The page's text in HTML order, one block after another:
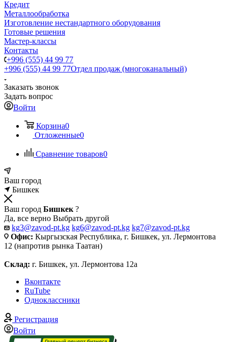
Кредит
Металлообработка
Изготовление нестандартного оборудования
Готовые решения
Мастер-классы
Контакты
+996 (555) 44 99 77
+996 (555) 44 99 77Отдел продаж (многоканальный)
Заказать звонок
Задать вопрос
Войти
Корзина0
Отложенные0
Сравнение товаров0
Ваш город
Бишкек
Ваш город Бишкек ?
Да, все верно Выбрать другой
kg3@zavod-pt.kg kg6@zavod-pt.kg kg7@zavod-pt.kg
Офис: Кыргызская Республика, г. Бишкек, ул. Лермонтова
12 (напротив рынка Таатан)
Склад: г. Бишкек, ул. Лермонтова 12а
Вконтакте
RuTube
Одноклассники
Регистрация
Войти